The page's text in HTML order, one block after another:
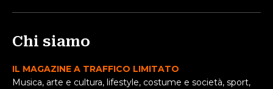
Chi siamo
IL MAGAZINE A TRAFFICO LIMITATO
Musica, arte e cultura, lifestyle, costume e società, sport,